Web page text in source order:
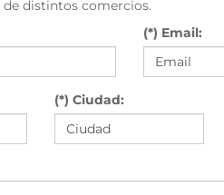
de distintos comercios.
(*) Email:
(*) Ciudad: